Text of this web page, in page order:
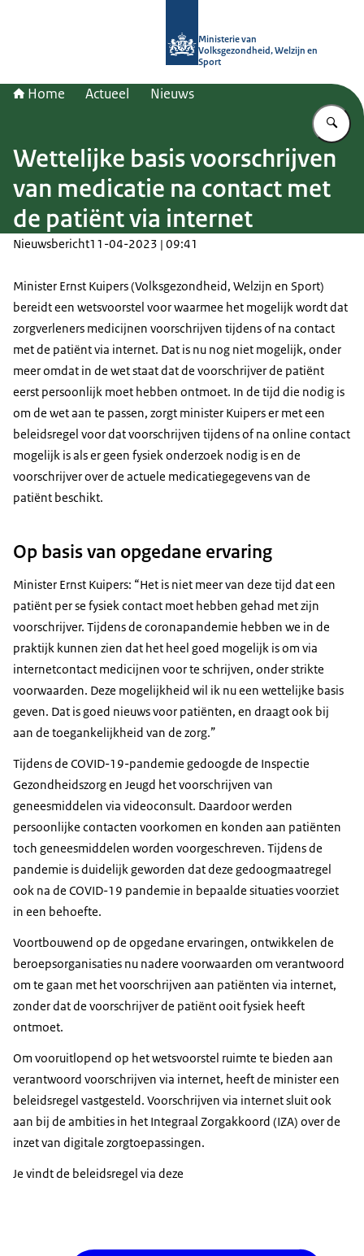
Ministerie van
Volksgezondheid, Welzijn en
Sport
Home Actueel Nieuws
Wettelijke basis voorschrijven
van medicatie na contact met
de patiënt via internet
Nieuwsbericht11-04-2023 | 09:41
Minister Ernst Kuipers (Volksgezondheid, Welzijn en Sport)
bereidt een wetsvoorstel voor waarmee het mogelijk wordt dat
zorgverleners medicijnen voorschrijven tijdens of na contact
met de patiënt via internet. Dat is nu nog niet mogelijk, onder
meer omdat in de wet staat dat de voorschrijver de patiënt
eerst persoonlijk moet hebben ontmoet. In de tijd die nodig is
om de wet aan te passen, zorgt minister Kuipers er met een
beleidsregel voor dat voorschrijven tijdens of na online contact
mogelijk is als er geen fysiek onderzoek nodig is en de
voorschrijver over de actuele medicatiegegevens van de
patiënt beschikt.
Op basis van opgedane ervaring
Minister Ernst Kuipers: “Het is niet meer van deze tijd dat een
patiënt per se fysiek contact moet hebben gehad met zijn
voorschrijver. Tijdens de coronapandemie hebben we in de
praktijk kunnen zien dat het heel goed mogelijk is om via
internetcontact medicijnen voor te schrijven, onder strikte
voorwaarden. Deze mogelijkheid wil ik nu een wettelijke basis
geven. Dat is goed nieuws voor patiënten, en draagt ook bij
aan de toegankelijkheid van de zorg.”
Tijdens de COVID-19-pandemie gedoogde de Inspectie
Gezondheidszorg en Jeugd het voorschrijven van
geneesmiddelen via videoconsult. Daardoor werden
persoonlijke contacten voorkomen en konden aan patiënten
toch geneesmiddelen worden voorgeschreven. Tijdens de
pandemie is duidelijk geworden dat deze gedoogmaatregel
ook na de COVID-19 pandemie in bepaalde situaties voorziet
in een behoefte.
Voortbouwend op de opgedane ervaringen, ontwikkelen de
beroepsorganisaties nu nadere voorwaarden om verantwoord
om te gaan met het voorschrijven aan patiënten via internet,
zonder dat de voorschrijver de patiënt ooit fysiek heeft
ontmoet.
Om vooruitlopend op het wetsvoorstel ruimte te bieden aan
verantwoord voorschrijven via internet, heeft de minister een
beleidsregel vastgesteld. Voorschrijven via internet sluit ook
aan bij de ambities in het Integraal Zorgakkoord (IZA) over de
inzet van digitale zorgtoepassingen.
Je vindt de beleidsregel via deze